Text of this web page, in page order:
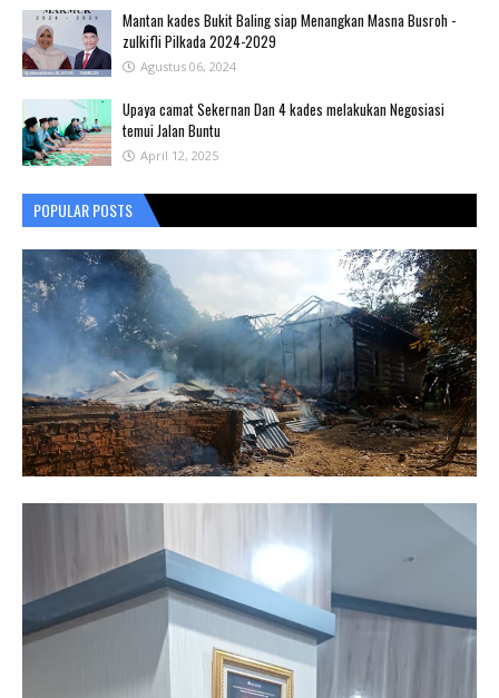
Mantan kades Bukit Baling siap Menangkan Masna Busroh -
zulkifli Pilkada 2024-2029
Agustus 06, 2024
Upaya camat Sekernan Dan 4 kades melakukan Negosiasi
temui Jalan Buntu
April 12, 2025
POPULAR POSTS